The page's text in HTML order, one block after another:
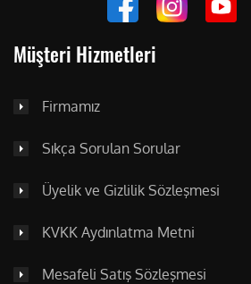
Müşteri Hizmetleri
Firmamız
Sıkça Sorulan Sorular
Üyelik ve Gizlilik Sözleşmesi
KVKK Aydınlatma Metni
Mesafeli Satış Sözleşmesi